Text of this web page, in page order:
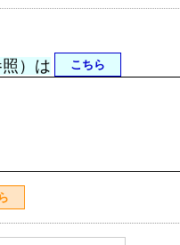
）は こちら